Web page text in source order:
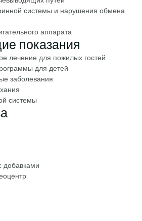
системы и нарушения обмена
аппарата
показания
лечение для пожилых гостей
для детей
заболевания
системы